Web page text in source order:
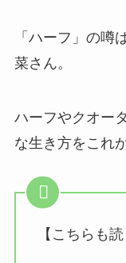
「ハーフ」の噂
菜さん。
ハーフやクオー
な生き方をこれ
【こちらも